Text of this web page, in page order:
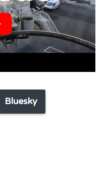
Bluesky